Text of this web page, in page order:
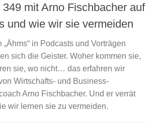
349 mit Arno Fischbacher auf
und wie wir sie vermeiden
„Ähms“ in Podcasts und Vorträgen
sich die Geister. Woher kommen sie,
sie, wo nicht… das erfahren wir
Wirtschafts- und Business-
Arno Fischbacher. Und er verrät
wir lernen sie zu vermeiden.